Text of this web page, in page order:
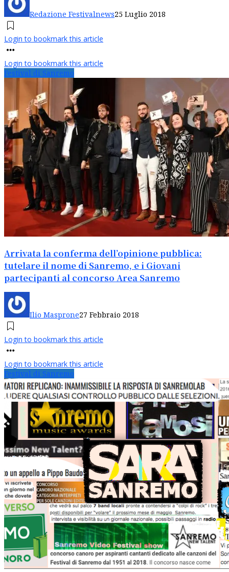
Redazione Festivalnews25 Luglio 2018
Login to bookmark this article
Login to bookmark this article
Festival di Sanremo
Arrivata la conferma dell’opinione pubblica:
tutelare il nome di Sanremo, e i Giovani
partecipanti al concorso Area Sanremo
Ilio Masprone27 Febbraio 2018
Login to bookmark this article
Login to bookmark this article
Festival di Sanremo